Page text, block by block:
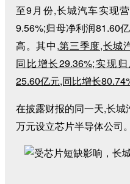
至9月份,长城汽车实现
9.56%;归母净利润81.60
高。其中,第三季度,长城
同比增长29.36%;实现
25.60亿元,同比增长
在披露财报的同一天,长
万元设立芯片半导体公司。